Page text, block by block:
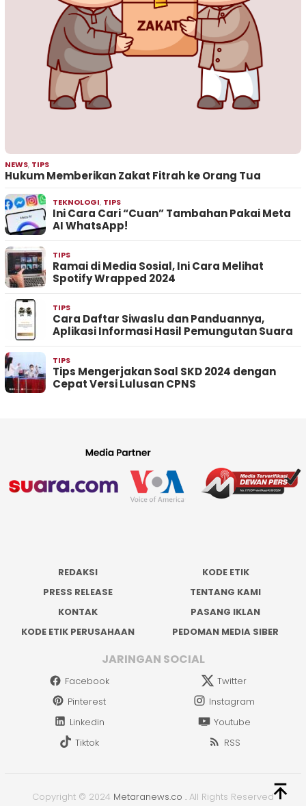
NEWS, TIPS
Hukum Memberikan Zakat Fitrah ke Orang Tua
TEKNOLOGI, TIPS
Ini Cara Cari “Cuan” Tambahan Pakai Meta
AI WhatsApp!
TIPS
Ramai di Media Sosial, Ini Cara Melihat
Spotify Wrapped 2024
TIPS
Cara Daftar Siwaslu dan Panduannya,
Aplikasi Informasi Hasil Pemungutan Suara
TIPS
Tips Mengerjakan Soal SKD 2024 dengan
Cepat Versi Lulusan CPNS
REDAKSI
KODE ETIK
PRESS RELEASE
TENTANG KAMI
KONTAK
PASANG IKLAN
KODE ETIK PERUSAHAAN
PEDOMAN MEDIA SIBER
JARINGAN SOCIAL
Facebook
Twitter
Pinterest
Instagram
Linkedin
Youtube
Tiktok
RSS
Copyright © 2024 Metaranews.co . All Rights Reserved